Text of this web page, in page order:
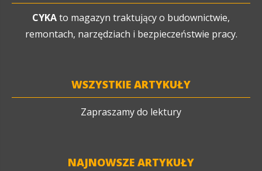
profesjonalny serwis
przeprowadzane są
CYKAto magazyn traktujący o budownictwie,
remontach, narzędziach i bezpieczeństwie pracy.
WSZYSTKIE ARTYKUŁY
Zapraszamy do lektury
NAJNOWSZE ARTYKUŁY